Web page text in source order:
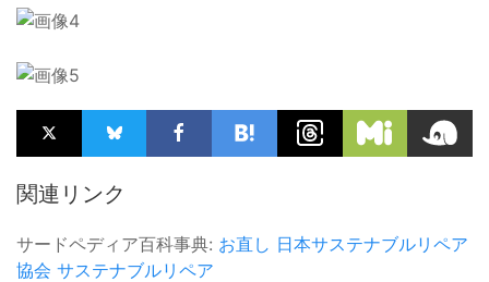
関連リンク
サードペディア百科事典: お直し 日本サステナブルリペア
協会 サステナブルリペア